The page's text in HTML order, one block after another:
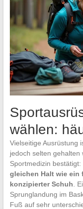
wählen:
Vielseitige Ausrüstung
jedoch selten
Sportmedizin bestätigt:
gleichen Halt wie ein
konzipierter Schuh .
Sprunglandung im
Fuß auf sehr